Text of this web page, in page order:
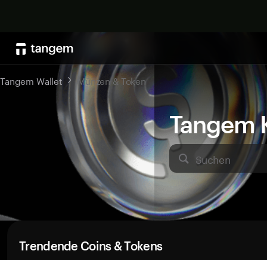
Tangem
Suchen
Tangem Wallet Münzen & Token
Trendende Coins & Tokens